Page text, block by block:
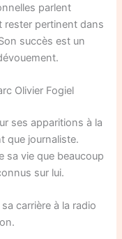
parlent
rester pertinent dans
succès est un
Olivier Fogiel
ses apparitions à la
que journaliste.
sa vie que beaucoup
sur lui.
carrière à la radio